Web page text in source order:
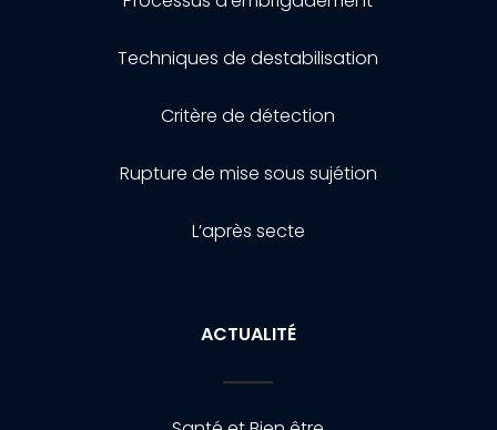
Techniques de destabilisation
Critère de détection
Rupture de mise sous sujétion
L’après secte
ACTUALITÉ